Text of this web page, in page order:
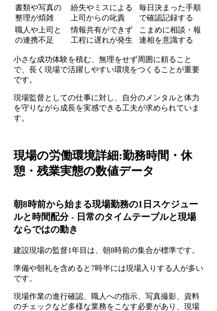
書類や写真の
整理が煩雑
紛失やミスによる
上司からの叱責
毎日決まった手順
で確認記録する
職人や上司と
の連携不足
情報共有ができず
工程に遅れが発生
こまめに相談・報
連相を意識する
小さな成功体験を積む、無理をせず周囲に頼ること
で、長く現場で活躍しやすい環境をつくることが重要
です。
現場監督としての仕事に対し、自分のメンタルと体力
を守りながら成長を実感できる工夫が求められていま
す。
現場の労働環境詳細:勤務時間・休
憩・残業実態の数値データ
朝8時前から始まる現場勤務の1日スケジュー
ルと時間配分 - 日常のタイムテーブルと現場
ならではの動き
建設現場の監督1年目は、朝8時前の集合が標準です。
準備や朝礼を含めると7時半には現場入りする人が多い
です。
現場作業の進行確認、職人への指示、写真撮影、資料
のチェックなど多様な業務をこなす必要があり、現場